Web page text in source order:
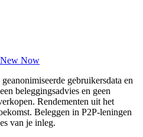
New Now
gebruikersdata en
beleggingsadvies en geen
Rendementen uit het
Beleggen in P2P-leningen
van je inleg.